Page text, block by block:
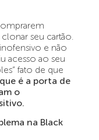
seu cartão.
e não
acesso ao seu
fato de que
é a porta de
o
na Black